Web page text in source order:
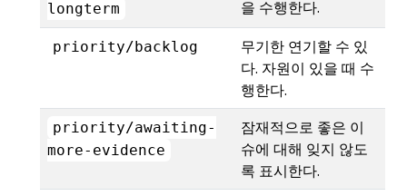
longterm
을 수행한다.
priority/backlog
무기한 연기할 수 있
다. 자원이 있을 때 수
행한다.
priority/awaiting-
more-evidence
잠재적으로 좋은 이
슈에 대해 잊지 않도
록 표시한다.